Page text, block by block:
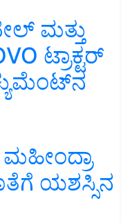
ಮತ್ತು
ಟ್ರಾಕ್ಟರ್
ಯಶಸ್ಸಿನ